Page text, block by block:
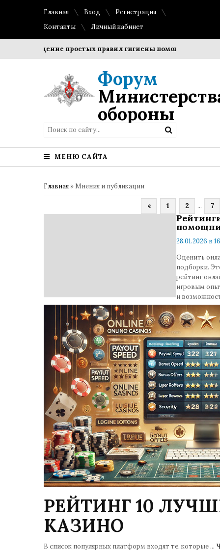
Главная Вход
Регистрация
Контакты
Личный кабинет
простых правил гигиены помогает сохранить
Форум
обороны
МЕНЮ САЙТА
Главная » Мнения и публикации
« 1 2 ... 7
28.01.2026 в
Оценить
подборки.
рейтинг
игровым
и
РЕЙТИНГ 10
КАЗИНО
В список популярных платформ входят те, которые ...